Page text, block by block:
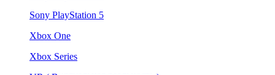
Sony PlayStation 5
Xbox One
Xbox Series